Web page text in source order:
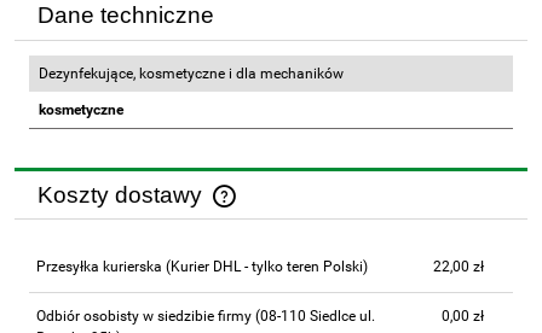
Dane techniczne
Dezynfekujące, kosmetyczne i dla mechaników
kosmetyczne
Koszty dostawy
Cena nie zawiera ewentualnych kosztów płatności
Przesyłka kurierska (Kurier DHL - tylko teren Polski) 22,00 zł
Odbiór osobisty w siedzibie firmy (08-110 Siedlce ul.
0,00 zł